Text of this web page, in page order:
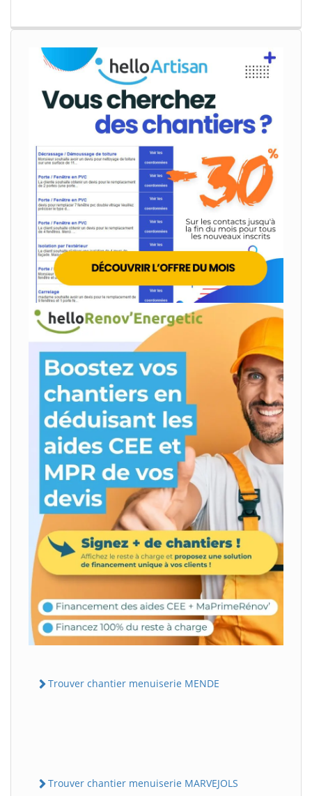
Trouver chantier menuiserie MENDE
Trouver chantier menuiserie MARVEJOLS